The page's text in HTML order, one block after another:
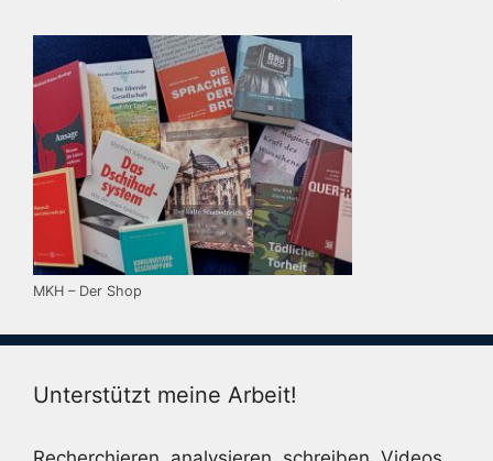
MKH – Der Shop
Unterstützt meine Arbeit!